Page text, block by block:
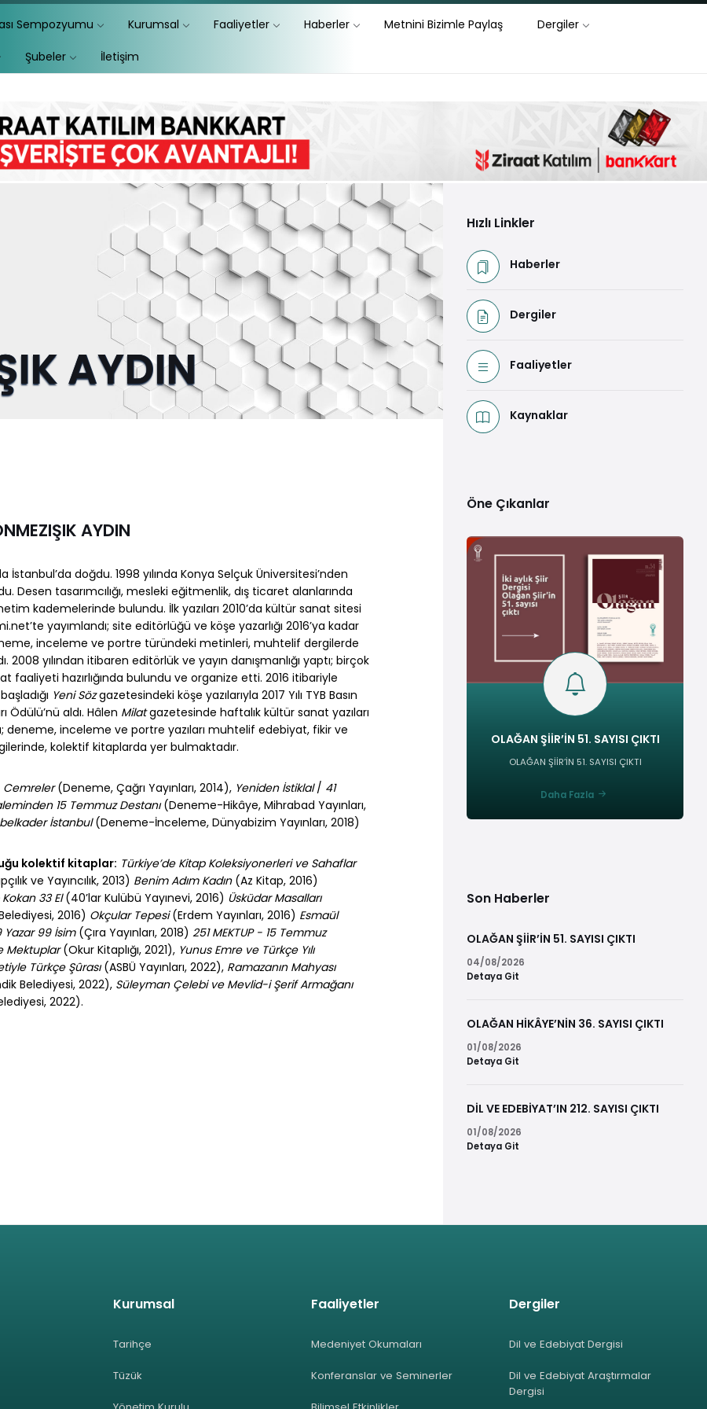
Sempozyumu Kurumsal Faaliyetler Haberler Metnini Bizimle Paylaş Dergiler
Şubeler İletişim
AYDIN
AYDIN
İstanbul’da doğdu. 1998 yılında Konya Selçuk Üniversitesi’nden
Desen tasarımcılığı, mesleki eğitmenlik, dış ticaret alanlarında
kademelerinde bulundu. İlk yazıları 2010’da kültür sanat sitesi
yayımlandı; site editörlüğü ve köşe yazarlığı 2016’ya kadar
inceleme ve portre türündeki metinleri, muhtelif dergilerde
2008 yılından itibaren editörlük ve yayın danışmanlığı yaptı; birçok
faaliyeti hazırlığında bulundu ve organize etti. 2016 itibariyle
Yeni Sözgazetesindeki köşe yazılarıyla 2017 Yılı TYB Basın
Ödülü’nü aldı. Hâlen Milatgazetesinde haftalık kültür sanat yazıları
deneme, inceleme ve portre yazıları muhtelif edebiyat, fikir ve
kolektif kitaplarda yer bulmaktadır.
Cemreler(Deneme, Çağrı Yayınları, 2014), Yeniden İstiklal/ 41
15 Temmuz Destanı(Deneme-Hikâye, Mihrabad Yayınları,
İstanbul(Deneme-İnceleme, Dünyabizim Yayınları, 2018)
kolektif kitaplar: Türkiye’de Kitap Koleksiyonerleri ve Sahaflar
ve Yayıncılık, 2013) Benim Adım Kadın(Az Kitap, 2016)
33 El(40’lar Kulübü Yayınevi, 2016) Üsküdar Masalları
2016) Okçular Tepesi(Erdem Yayınları, 2016) Esmaül
Yazar 99 İsim(Çıra Yayınları, 2018) 251 MEKTUP - 15 Temmuz
Mektuplar(Okur Kitaplığı, 2021), Yunus Emre ve Türkçe Yılı
Türkçe Şûrası(ASBÜ Yayınları, 2022), Ramazanın Mahyası
Belediyesi, 2022), Süleyman Çelebi ve Mevlid-i Şerif Armağanı
2022).
Hızlı Linkler
Haberler
Dergiler
Faaliyetler
Kaynaklar
Öne Çıkanlar
OLAĞAN ŞİİR’İN 51. SAYISI ÇIKTI
OLAĞAN ŞİİR’İN 51. SAYISI ÇIKTI
Daha Fazla
Son Haberler
OLAĞAN ŞİİR’İN 51. SAYISI ÇIKTI
04/08/2026
Detaya Git
OLAĞAN HİKÂYE’NİN 36. SAYISI ÇIKTI
01/08/2026
Detaya Git
DİL VE EDEBİYAT’IN 212. SAYISI ÇIKTI
01/08/2026
Detaya Git
Kurumsal
Tarihçe
Tüzük
Faaliyetler
Medeniyet Okumaları
Konferanslar ve Seminerler
Dergiler
Dil ve Edebiyat Dergisi
Dil ve Edebiyat Araştırmalar
Dergisi